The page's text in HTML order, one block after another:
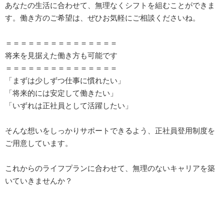
あなたの生活に合わせて、無理なくシフトを組むことができま
す。働き方のご希望は、ぜひお気軽にご相談くださいね。
＝＝＝＝＝＝＝＝＝＝＝＝＝＝＝
将来を見据えた働き方も可能です
＝＝＝＝＝＝＝＝＝＝＝＝＝＝＝
「まずは少しずつ仕事に慣れたい」
「将来的には安定して働きたい」
「いずれは正社員として活躍したい」
そんな想いをしっかりサポートできるよう、正社員登用制度を
ご用意しています。
これからのライフプランに合わせて、無理のないキャリアを築
いていきませんか？